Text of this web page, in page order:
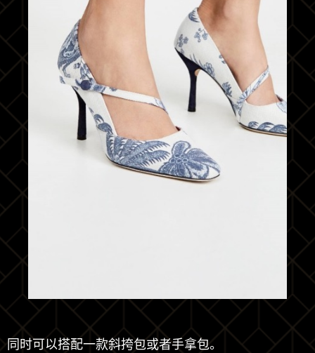
同时可以搭配一款斜挎包或者手拿包。